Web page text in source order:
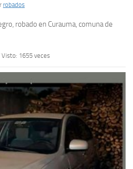
robados
robado en Curauma, comuna de
Visto: 1655 veces